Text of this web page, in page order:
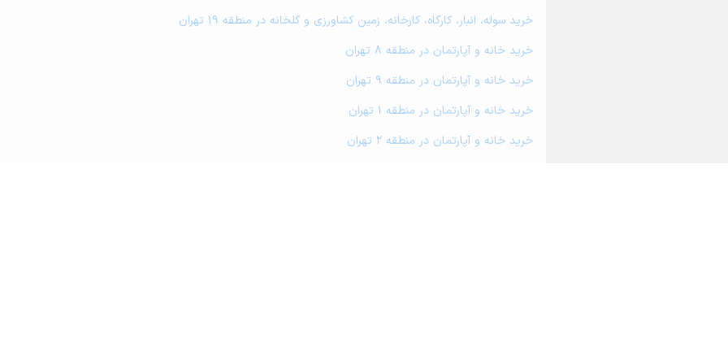
خرید سوله، انبار، کارگاه، کارخانه، زمین کشاورزی و گلخانه در منطقه 19 تهران
خرید خانه و آپارتمان در منطقه 8 تهران
خرید خانه و آپارتمان در منطقه 9 تهران
خرید خانه و آپارتمان در منطقه 1 تهران
خرید خانه و آپارتمان در منطقه 2 تهران